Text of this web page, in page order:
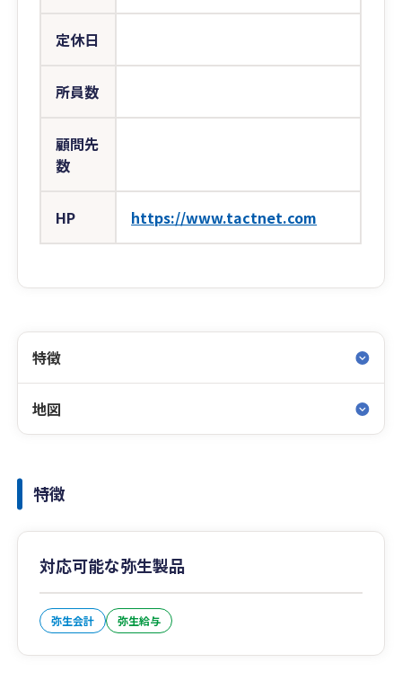
定休日
所員数
顧問先
数
HP https://www.tactnet.com
特徴
地図
特徴
対応可能な弥生製品
弥生会計 弥生給与